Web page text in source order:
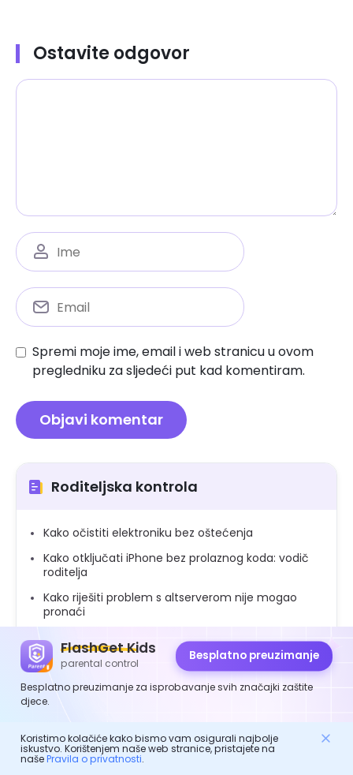
Ostavite odgovor
Spremi moje ime, email i web stranicu u ovom
pregledniku za sljedeći put kad komentiram.
Roditeljska kontrola
Kako očistiti elektroniku bez oštećenja
Kako otključati iPhone bez prolaznog koda: vodič
roditelja
Kako riješiti problem s altserverom nije mogao
pronaći
Kako napraviti kombiniranu obiteljski rad: stručni
savjet za roditelje
Kako pronaći skrivene tekstualne poruke na
Androidu
tinejdžeri pošalju gole
Kako pronaći ID djeteta Skype i nadgledati Skype
upotrebu
FlashGet Kids
parental control
Besplatno preuzimanje
Besplatno preuzimanje za isprobavanje svih značajki zaštite
djece.
Koristimo kolačiće kako bismo vam osigurali najbolje
iskustvo. Korištenjem naše web stranice, pristajete na
našePravila o privatnosti.